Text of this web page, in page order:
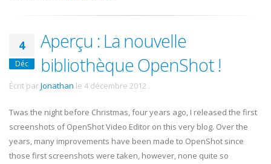
4
Déc
Aperçu : La nouvelle
bibliothèque OpenShot !
Écrit parJonathan le 4 décembre 2012 .
Twas the night before Christmas, four years ago, I released the first
screenshots of OpenShot Video Editor on this very blog. Over the
years, many improvements have been made to OpenShot since
those first screenshots were taken, however, none quite so